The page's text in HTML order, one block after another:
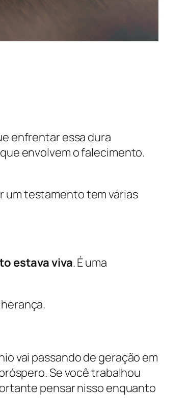
enfrentar essa dura
envolvem o falecimento.
um testamento tem várias
estava viva. É uma
vai passando de geração em
Se você trabalhou
pensar nisso enquanto